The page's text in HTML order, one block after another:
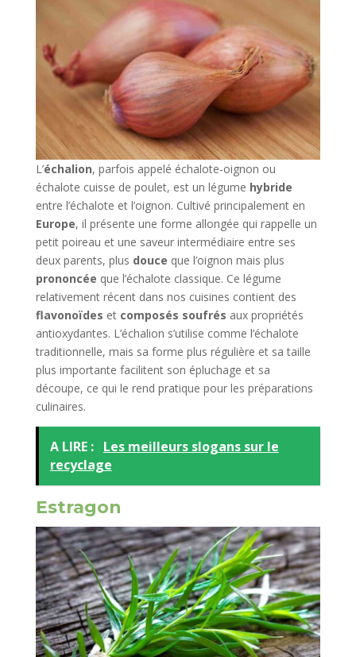
L’échalion, parfois appelé échalote-oignon ou
échalote cuisse de poulet, est un légume hybride
entre l’échalote et l’oignon. Cultivé principalement en
Europe, il présente une forme allongée qui rappelle un
petit poireau et une saveur intermédiaire entre ses
deux parents, plus douce que l’oignon mais plus
prononcée que l’échalote classique. Ce légume
relativement récent dans nos cuisines contient des
flavonoïdes et composés soufrés aux propriétés
antioxydantes. L’échalion s’utilise comme l’échalote
traditionnelle, mais sa forme plus régulière et sa taille
plus importante facilitent son épluchage et sa
découpe, ce qui le rend pratique pour les préparations
culinaires.
A LIRE : Les meilleurs slogans sur le
recyclage
Estragon